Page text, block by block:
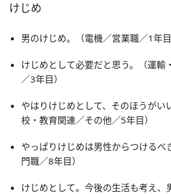
けじめ
男のけじめ。（電機／営業職／1年目
けじめとして必要だと思う。（運輸
／3年目）
やはりけじめとして、そのほうがい
校・教育関連／その他／5年目）
やっぱりけじめは男性からつけるべ
門職／8年目）
けじめとして。今後の生活も考え、